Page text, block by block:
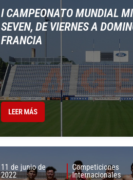
I CAMPEONATO MUNDIAL
SEVEN, DE VIERNES A
FRANCIA
LEER MÁS
11 de junio de
2022
Competiciones
Internacionales